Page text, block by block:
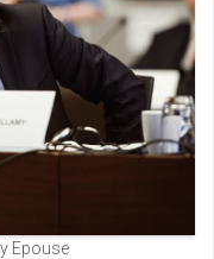
Epouse